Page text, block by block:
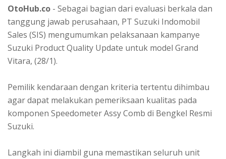
OtoHub.co - Sebagai bagian dari evaluasi berkala dan
tanggung jawab perusahaan, PT Suzuki Indomobil
Sales (SIS) mengumumkan pelaksanaan kampanye
Suzuki Product Quality Update untuk model Grand
Vitara, (28/1).
Pemilik kendaraan dengan kriteria tertentu dihimbau
agar dapat melakukan pemeriksaan kualitas pada
komponen Speedometer Assy Comb di Bengkel Resmi
Suzuki.
Langkah ini diambil guna memastikan seluruh unit